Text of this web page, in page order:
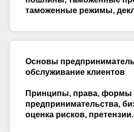
таможенные режимы,
Основы
обслуживание клиентов
Принципы, права, формы
предпринимательства,
оценка рисков, претензии.